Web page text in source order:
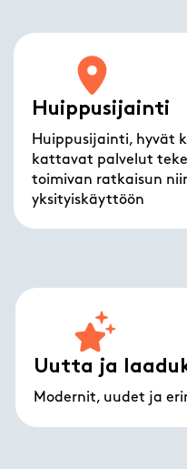
Huippusijainti
Huippusijainti, hyvät
kattavat palvelut
toimivan ratkaisun
yksityiskäyttöön
Uutta ja
Modernit, uudet ja